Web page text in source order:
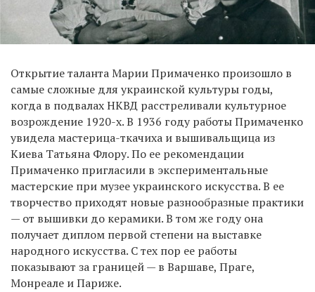
Открытие таланта Марии Примаченко произошло в
самые сложные для украинской культуры годы,
когда в подвалах НКВД расстреливали культурное
возрождение 1920-х. В 1936 году работы Примаченко
увидела мастерица-ткачиха и вышивальщица из
Киева Татьяна Флору. По ее рекомендации
Примаченко пригласили в экспериментальные
мастерские при музее украинского искусства. В ее
творчество приходят новые разнообразные практики
— от вышивки до керамики. В том же году она
получает диплом первой степени на выставке
народного искусства. С тех пор ее работы
показывают за границей — в Варшаве, Праге,
Монреале и Париже.